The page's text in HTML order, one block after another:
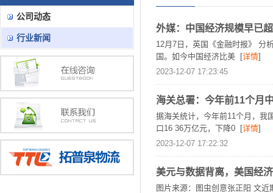
公司动态
行业新闻
外媒：中国经济规模早已
12月7日，英国《金融时报》 分
国。如今中国经济比美 [详情]
2023-12-07 17:23:45
海关总署：今年前11个月
据海关统计，今年前11个月，我
口16 36万亿元，下降0 [详情]
2023-12-07 17:22:32
美元与数据背离，美国经
图片来源：图虫创意张正阳 文